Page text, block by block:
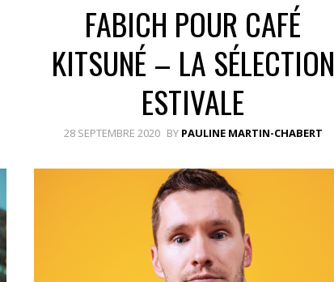
FABICH POUR CAFÉ
KITSUNÉ – LA SÉLECTION
ESTIVALE
28 SEPTEMBRE 2020 BY PAULINE MARTIN-CHABERT